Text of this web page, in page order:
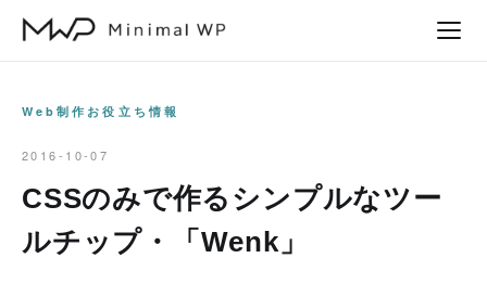
Web制作お役立ち情報
2016-10-07
CSSのみで作るシンプルなツー
ルチップ・「Wenk」